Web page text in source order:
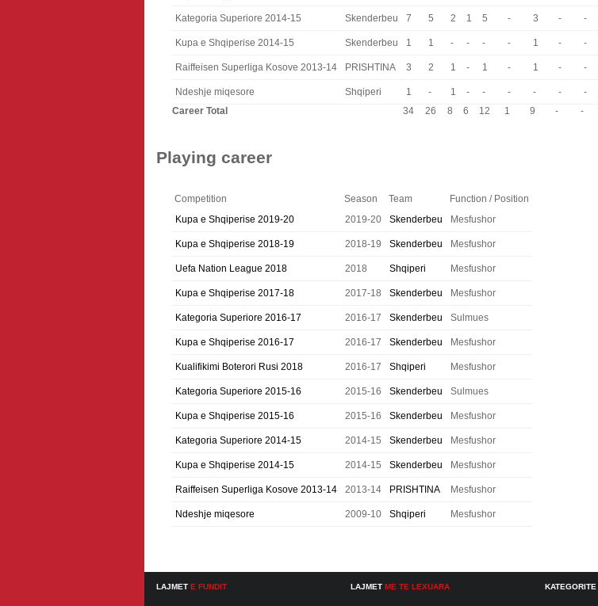
Kategoria Superiore 2014-15 Skenderbeu 7 5 2 1 5 - 3 - -
Kupa e Shqiperise 2014-15 Skenderbeu 1 1 - - - - 1 - -
Raiffeisen Superliga Kosove 2013-14 PRISHTINA 3 2 1 - 1 - 1 - -
Ndeshje miqesore Shqiperi 1 - 1 - - - - - -
Career Total
34 26 8 6 12 1 9 - -
Playing career
Competition Season Team
Function / Position
Kupa e Shqiperise 2019-20
2019-20 Skenderbeu Mesfushor
Kupa e Shqiperise 2018-19 2018-19 Skenderbeu Mesfushor
Uefa Nation League 2018 2018 Shqiperi Mesfushor
Kupa e Shqiperise 2017-18 2017-18 Skenderbeu Mesfushor
Kategoria Superiore 2016-17 2016-17 Skenderbeu Sulmues
Kupa e Shqiperise 2016-17 2016-17 Skenderbeu Mesfushor
Kualifikimi Boterori Rusi 2018 2016-17 Shqiperi Mesfushor
Kategoria Superiore 2015-16 2015-16 Skenderbeu Sulmues
Kupa e Shqiperise 2015-16 2015-16 Skenderbeu Mesfushor
Kategoria Superiore 2014-15 2014-15 Skenderbeu Mesfushor
Kupa e Shqiperise 2014-15 2014-15 Skenderbeu Mesfushor
Raiffeisen Superliga Kosove 2013-14 2013-14 PRISHTINA Mesfushor
Ndeshje miqesore 2009-10 Shqiperi Mesfushor
LAJMET E FUNDIT LAJMET ME TE LEXUARA KATEGORITE